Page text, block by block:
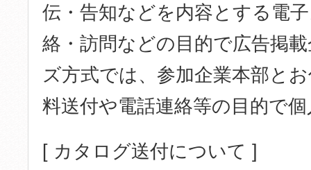
伝・告知などを内容とする電
絡・訪問などの目的で広告掲
ズ方式では、参加企業本部と
料送付や電話連絡等の目的で
[ カタログ送付について ]